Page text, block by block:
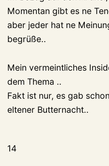
Momentan gibt es ne
aber jeder hat ne
begrüße..
Mein vermeintliches
dem Thema ..
Fakt ist nur, es gab
eltener Butternacht..
14